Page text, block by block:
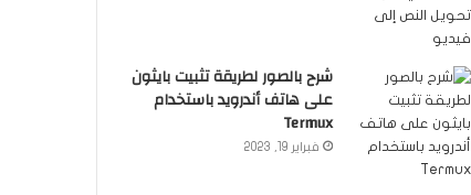
شرح بالصور لطريقة تثبيت بايثون
على هاتف أندرويد باستخدام
Termux
فبراير 19, 2023